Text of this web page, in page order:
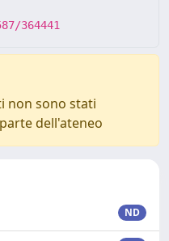
364441
non sono stati
dell'ateneo
ND